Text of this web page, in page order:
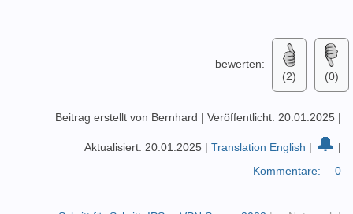
bewerten:
(2)
(0)
Beitrag erstellt von Bernhard | Veröffentlicht: 20.01.2025 |
Aktualisiert: 20.01.2025 | Translation English | 🔔 |
Kommentare:
0